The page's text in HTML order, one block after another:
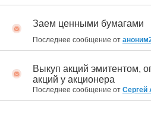
Заем ценными бумагами
Последнее сообщение от
Выкуп акций эмитентом,
акций у акционера
Последнее сообщение от Сергей